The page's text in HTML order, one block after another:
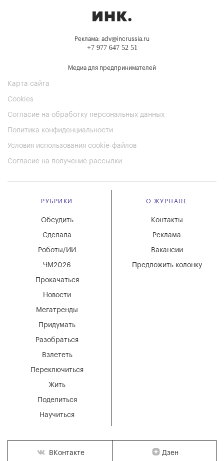
Реклама: adv@incrussia.ru
+7 977 647 52 51
Медиа для предпринимателей
Карта сайта
Cookies
Согласие на обработку персональных данных
Политика конфиденциальности
Условия использования cookie-файлов
Согласие на получение рассылки
РУБРИКИ
Мегатренды
Придумать
Разобраться
Взлететь
Новости
Переключиться
Жить
Поделиться
Научиться
Обсудить
Сделала
Роботы/ИИ
ЧМ2026
Прокачаться
О ЖУРНАЛЕ
Вакансии
Реклама
Контакты
Предложить колонку
ВКонтакте Дзен